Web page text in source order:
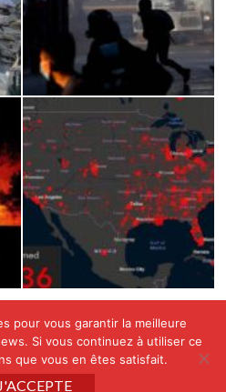
SENEGAL24NEWS by
CoverNews
pour vous garantir la meilleure
Si vous continuez à utiliser ce
que vous en êtes satisfait.